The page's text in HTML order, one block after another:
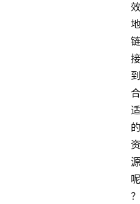
效
地
链
接
到
合
适
的
资
源
呢
？